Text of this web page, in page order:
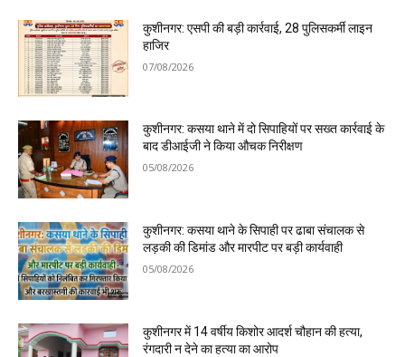
कुशीनगर: एसपी की बड़ी कार्रवाई, 28 पुलिसकर्मी लाइन
हाजिर
07/08/2026
कुशीनगर: कसया थाने में दो सिपाहियों पर सख्त कार्रवाई के
बाद डीआईजी ने किया औचक निरीक्षण
05/08/2026
कुशीनगर: कसया थाने के सिपाही पर ढाबा संचालक से
लड़की की डिमांड और मारपीट पर बड़ी कार्यवाही
05/08/2026
कुशीनगर में 14 वर्षीय किशोर आदर्श चौहान की हत्या,
रंगदारी न देने का हत्या का आरोप